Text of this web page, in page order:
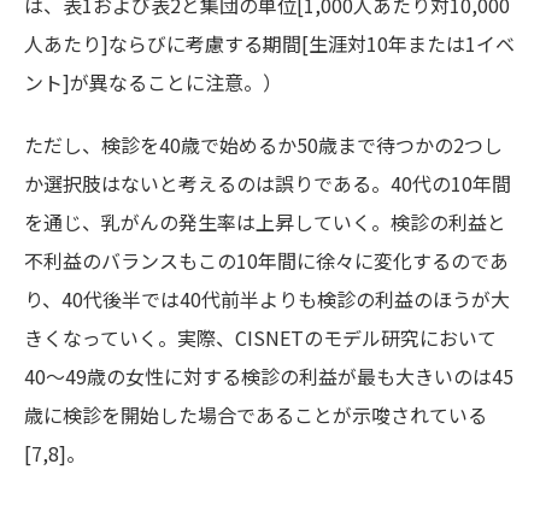
人あたり]ならびに考慮する期間[生涯対10年または1イベ
ント]が異なることに注意。）
ただし、検診を40歳で始めるか50歳まで待つかの2つし
か選択肢はないと考えるのは誤りである。40代の10年間
を通じ、乳がんの発生率は上昇していく。検診の利益と
不利益のバランスもこの10年間に徐々に変化するのであ
り、40代後半では40代前半よりも検診の利益のほうが大
きくなっていく。実際、CISNETのモデル研究において
40～49歳の女性に対する検診の利益が最も大きいのは45
歳に検診を開始した場合であることが示唆されている
[7,8]。